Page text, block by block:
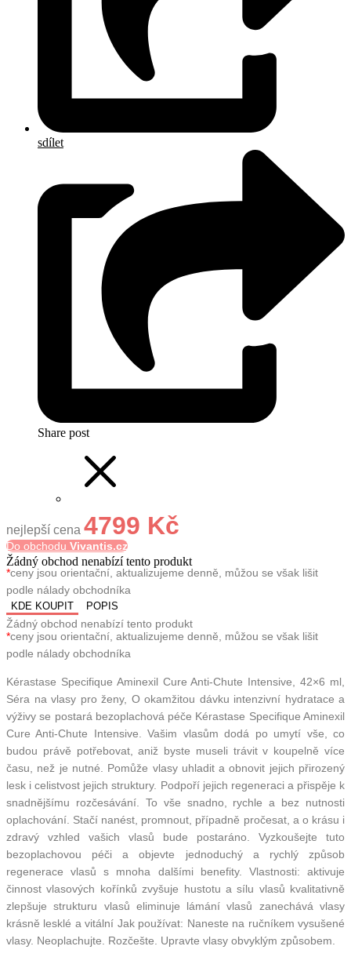
sdílet
Share post
nejlepší cena 4799 Kč
Do obchodu Vivantis.cz
Žádný obchod nenabízí tento produkt
*ceny jsou orientační, aktualizujeme denně, můžou se však lišit
podle nálady obchodníka
KDE KOUPIT POPIS
Žádný obchod nenabízí tento produkt
*ceny jsou orientační, aktualizujeme denně, můžou se však lišit
podle nálady obchodníka
Kérastase Specifique Aminexil Cure Anti-Chute Intensive, 42×6 ml,
Séra na vlasy pro ženy, O okamžitou dávku intenzivní hydratace a
výživy se postará bezoplachová péče Kérastase Specifique Aminexil
Cure Anti-Chute Intensive. Vašim vlasům dodá po umytí vše, co
budou právě potřebovat, aniž byste museli trávit v koupelně více
času, než je nutné. Pomůže vlasy uhladit a obnovit jejich přirozený
lesk i celistvost jejich struktury. Podpoří jejich regeneraci a přispěje k
snadnějšímu rozčesávání. To vše snadno, rychle a bez nutnosti
oplachování. Stačí nanést, promnout, případně pročesat, a o krásu i
zdravý vzhled vašich vlasů bude postaráno. Vyzkoušejte tuto
bezoplachovou péči a objevte jednoduchý a rychlý způsob
regenerace vlasů s mnoha dalšími benefity. Vlastnosti: aktivuje
činnost vlasových kořínků zvyšuje hustotu a sílu vlasů kvalitativně
zlepšuje strukturu vlasů eliminuje lámání vlasů zanechává vlasy
krásně lesklé a vitální Jak používat: Naneste na ručníkem vysušené
vlasy. Neoplachujte. Rozčešte. Upravte vlasy obvyklým způsobem.